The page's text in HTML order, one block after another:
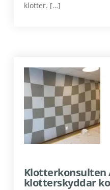
klotter. […]
Klotterkonsulten
klotterskyddar